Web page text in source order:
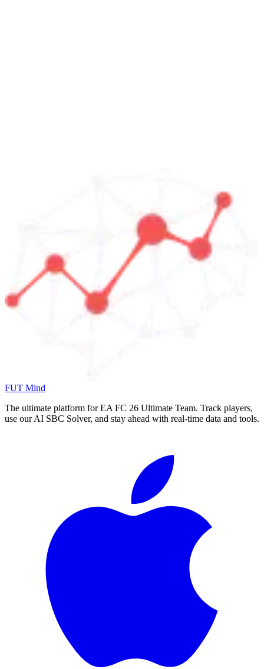
FUT Mind
The ultimate platform for EA FC 26 Ultimate Team. Track players,
use our AI SBC Solver, and stay ahead with real-time data and tools.